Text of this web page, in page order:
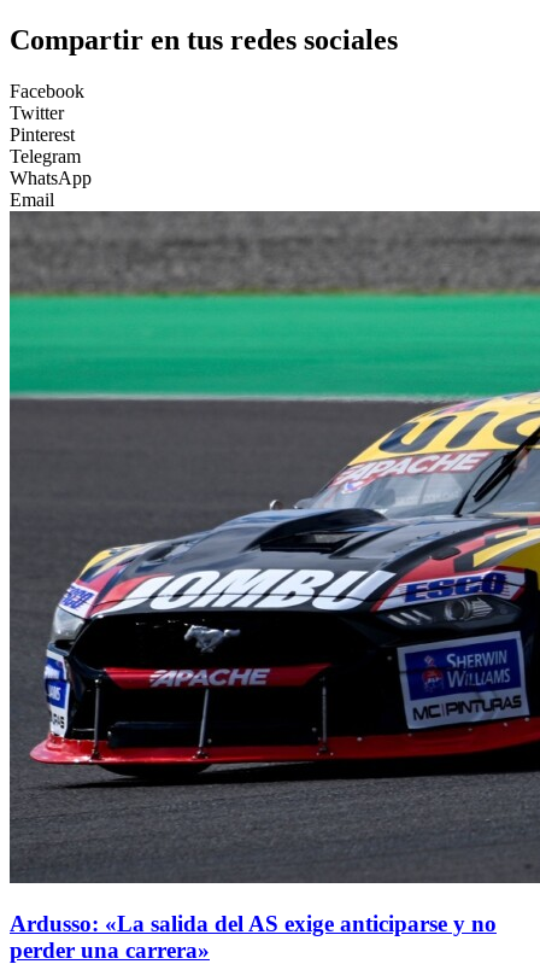
Compartir en tus redes sociales
Facebook
Twitter
Pinterest
Telegram
WhatsApp
Email
Ardusso: «La salida del AS exige anticiparse y no
perder una carrera»